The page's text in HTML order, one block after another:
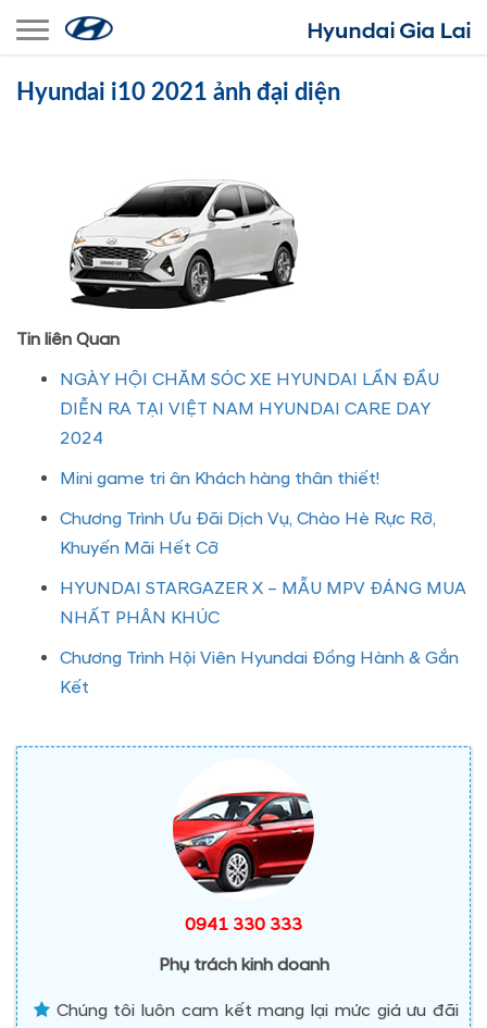
Toggle navigation
Hyundai i10 2021 ảnh đại diện
Tin liên Quan
NGÀY HỘI CHĂM SÓC XE HYUNDAI LẦN ĐẦU
DIỄN RA TẠI VIỆT NAM HYUNDAI CARE DAY
2024
Mini game tri ân Khách hàng thân thiết!
Chương Trình Ưu Đãi Dịch Vụ, Chào Hè Rực Rỡ,
Khuyến Mãi Hết Cỡ
HYUNDAI STARGAZER X – MẪU MPV ĐÁNG MUA
NHẤT PHÂN KHÚC
Chương Trình Hội Viên Hyundai Đồng Hành & Gắn
Kết
0941 330 333
Phụ trách kinh doanh
Chúng tôi luôn cam kết mang lại mức giá ưu đãi